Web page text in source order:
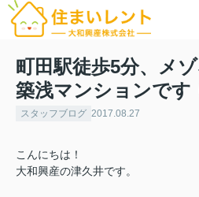
町田駅徒歩5分、メ
築浅マンションです
スタッフブログ 2017.08.27
こんにちは！
大和興産の津久井です。